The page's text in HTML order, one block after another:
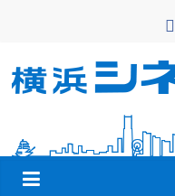
ン
横
浜